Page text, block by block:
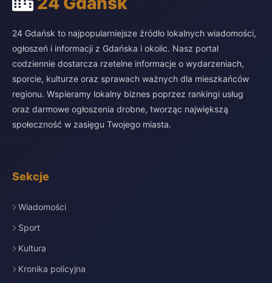
24 Gdańsk to najpopularniejsze źródło lokalnych wiadomości,
ogłoszeń i informacji z Gdańska i okolic. Nasz portal
codziennie dostarcza rzetelne informacje o wydarzeniach,
sporcie, kulturze oraz sprawach ważnych dla mieszkańców
regionu. Wspieramy lokalny biznes poprzez rankingi usług
oraz darmowe ogłoszenia drobne, tworząc największą
społeczność w zasięgu Twojego miasta.
Sekcje
Wiadomości
Sport
Kultura
Kronika policyjna